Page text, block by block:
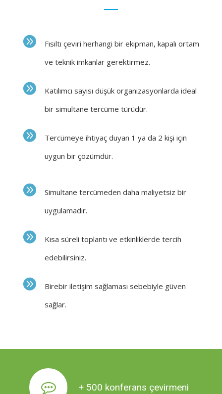
Fısıltı çeviri herhangi bir ekipman, kapalı ortam
ve teknik imkanlar gerektirmez.
Katılımcı sayısı düşük organizasyonlarda ideal
bir simultane tercüme türüdür.
Tercümeye ihtiyaç duyan 1 ya da 2 kişi için
uygun bir çözümdür.
Simultane tercümeden daha maliyetsiz bir
uygulamadır.
Kısa süreli toplantı ve etkinliklerde tercih
edebilirsiniz.
Birebir iletişim sağlaması sebebiyle güven
sağlar.
+ 500 konferans çevirmeni
almış profesyonel dil uzmanları ile